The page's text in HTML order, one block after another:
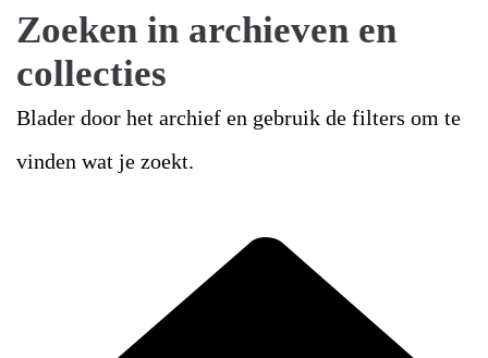
Zoeken in archieven en
collecties
Blader door het archief en gebruik de filters om te
vinden wat je zoekt.